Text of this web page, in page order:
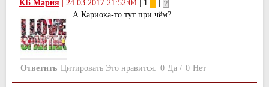
КБ Мария 24.03.2017 21:52:04 | 1
А Кариока-то тут при чём?
Ответить Цитировать Это нравится: 0 Да / 0 Нет